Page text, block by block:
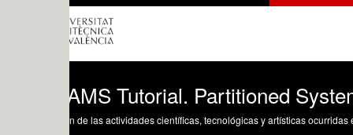
Tutorial. Partitioned Systems
de las actividades científicas, tecnológicas y artísticas ocurridas en los tres